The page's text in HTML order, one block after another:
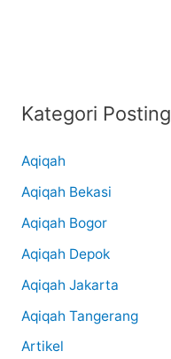
Kategori Posting
Aqiqah
Aqiqah Bekasi
Aqiqah Bogor
Aqiqah Depok
Aqiqah Jakarta
Aqiqah Tangerang
Artikel